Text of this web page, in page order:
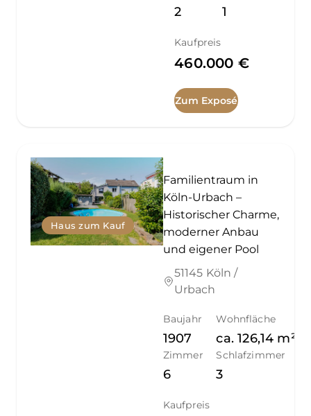
2 1
Kaufpreis
460.000 €
Zum Exposé
Haus zum Kauf
Familientraum in
Köln-Urbach –
Historischer Charme,
moderner Anbau
und eigener Pool
51145 Köln /
Urbach
Baujahr
1907
Wohnfläche
ca. 126,14 m²
Zimmer
6
Schlafzimmer
3
Kaufpreis